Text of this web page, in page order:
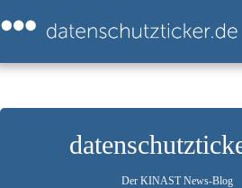
Inhalt
springen
Der KINAST News-Blog